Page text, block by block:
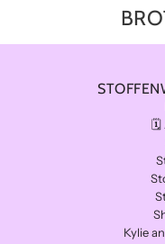
🗓️
Kylie